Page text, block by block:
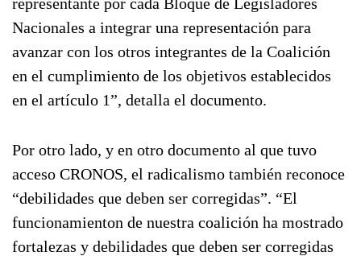
Nacionales a integrar una representación para
avanzar con los otros integrantes de la Coalición
en el cumplimiento de los objetivos establecidos
en el artículo 1”, detalla el documento.
Por otro lado, y en otro documento al que tuvo
acceso CRONOS, el radicalismo también reconoce
“debilidades que deben ser corregidas”. “El
funcionamienton de nuestra coalición ha mostrado
fortalezas y debilidades que deben ser corregidas